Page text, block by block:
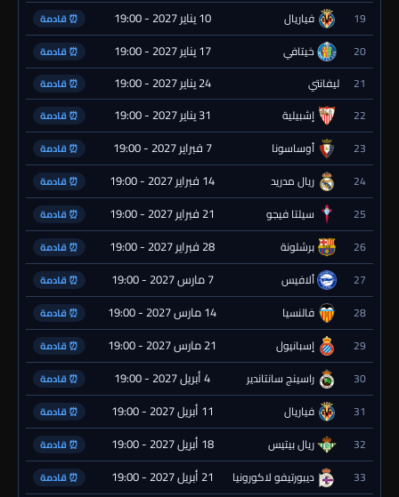
19 فياريال 10 يناير 2027 - 19:00 ⏰ قادمة
20 خيتافي 17 يناير 2027 - 19:00 ⏰ قادمة
21 ليفانتي 24 يناير 2027 - 19:00 ⏰ قادمة
22 إشبيلية 31 يناير 2027 - 19:00 ⏰ قادمة
23 أوساسونا 7 فبراير 2027 - 19:00 ⏰ قادمة
24 ريال مدريد 14 فبراير 2027 - 19:00 ⏰ قادمة
25 سيلتا فيجو 21 فبراير 2027 - 19:00 ⏰ قادمة
26 برشلونة 28 فبراير 2027 - 19:00 ⏰ قادمة
27 ألافيس 7 مارس 2027 - 19:00 ⏰ قادمة
28 فالنسيا 14 مارس 2027 - 19:00 ⏰ قادمة
29 إسبانيول 21 مارس 2027 - 19:00 ⏰ قادمة
30 راسينج سانتاندير 4 أبريل 2027 - 19:00 ⏰ قادمة
31 فياريال 11 أبريل 2027 - 19:00 ⏰ قادمة
32 ريال بيتيس 18 أبريل 2027 - 19:00 ⏰ قادمة
33 ديبورتيفو لاكورونيا 21 أبريل 2027 - 19:00 ⏰ قادمة